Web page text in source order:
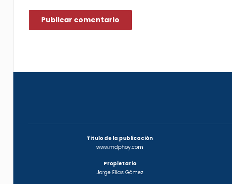
Titulo de la publicación
www.mdphoy.com
Propietario
Jorge Elías Gómez